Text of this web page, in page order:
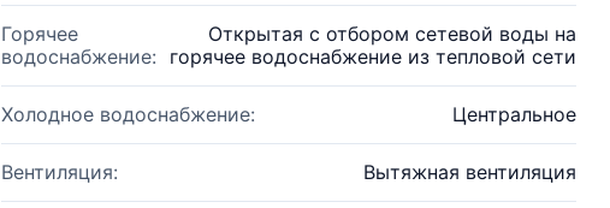
Горячее
водоснабжение:
Открытая с отбором сетевой воды на
горячее водоснабжение из тепловой сети
Холодное водоснабжение: Центральное
Вентиляция: Вытяжная вентиляция